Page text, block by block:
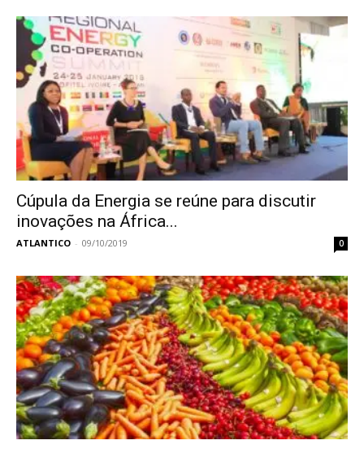
Cúpula da Energia se reúne para discutir
inovações na África...
ATLANTICO - 09/10/2019 0